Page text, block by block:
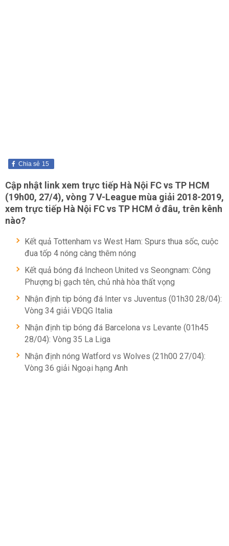
15
Chia sẻ
Cập nhật link xem trực tiếp Hà Nội FC vs TP HCM
(19h00, 27/4), vòng 7 V-League mùa giải 2018-2019,
xem trực tiếp Hà Nội FC vs TP HCM ở đâu, trên kênh
nào?
Kết quả Tottenham vs West Ham: Spurs thua sốc, cuộc
đua tốp 4 nóng càng thêm nóng
Kết quả bóng đá Incheon United vs Seongnam: Công
Phượng bị gạch tên, chủ nhà hòa thất vọng
Nhận định tip bóng đá Inter vs Juventus (01h30 28/04):
Vòng 34 giải VĐQG Italia
Nhận định tip bóng đá Barcelona vs Levante (01h45
28/04): Vòng 35 La Liga
Nhận định nóng Watford vs Wolves (21h00 27/04):
Vòng 36 giải Ngoại hạng Anh